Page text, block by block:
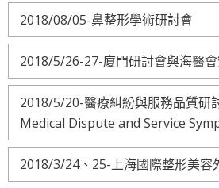
2018/08/05-鼻整形學術研討會
2018/5/26-27-廈門研討會與海醫
2018/5/20-醫療糾紛與服務品質研
Medical Dispute and Service
2018/3/24、25-上海國際整形美容